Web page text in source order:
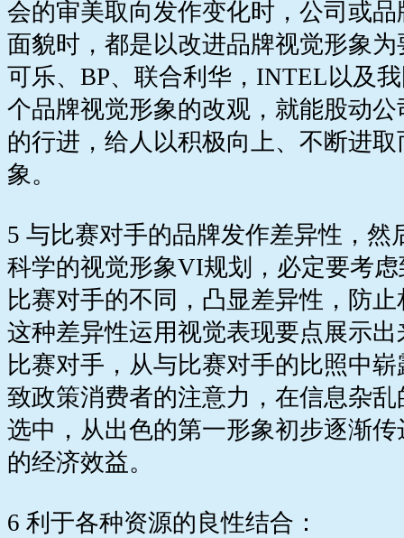
会的审美取向发作变化时，公司或
面貌时，都是以改进品牌视觉形象
可乐、BP、联合利华，INTEL以及
个品牌视觉形象的改观，就能股动
的行进，给人以积极向上、不断进
象。
5 与比赛对手的品牌发作差异性，然
科学的视觉形象VI规划，必定要考
比赛对手的不同，凸显差异性，防
这种差异性运用视觉表现要点展示
比赛对手，从与比赛对手的比照中
致政策消费者的注意力，在信息杂
选中，从出色的第一形象初步逐渐
的经济效益。
6 利于各种资源的良性结合：